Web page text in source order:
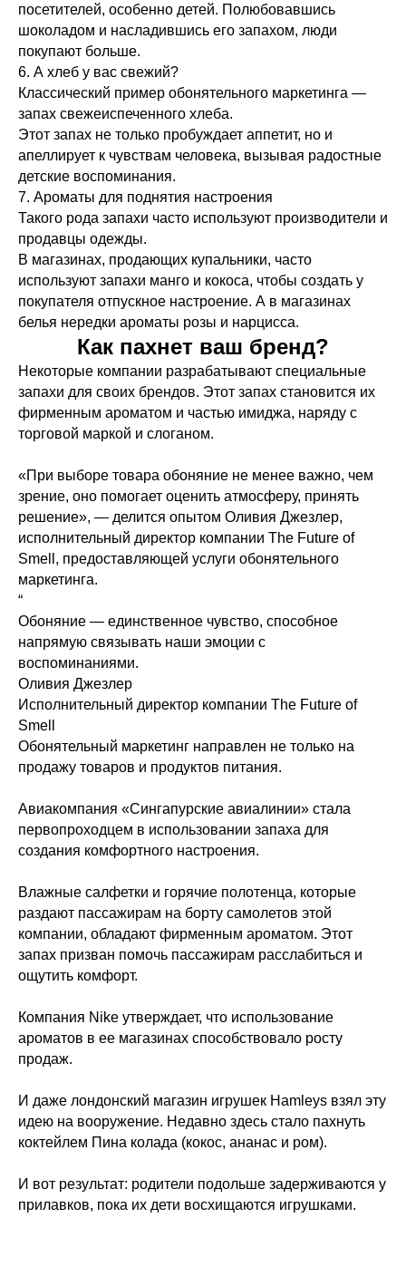
посетителей, особенно детей. Полюбовавшись
шоколадом и насладившись его запахом, люди
покупают больше.
6. А хлеб у вас свежий?
Классический пример обонятельного маркетинга —
запах свежеиспеченного хлеба.
Этот запах не только пробуждает аппетит, но и
апеллирует к чувствам человека, вызывая радостные
детские воспоминания.
7. Ароматы для поднятия настроения
Такого рода запахи часто используют производители и
продавцы одежды.
В магазинах, продающих купальники, часто
используют запахи манго и кокоса, чтобы создать у
покупателя отпускное настроение. А в магазинах
белья нередки ароматы розы и нарцисса.
Как пахнет ваш бренд?
Некоторые компании разрабатывают специальные
запахи для своих брендов. Этот запах становится их
фирменным ароматом и частью имиджа, наряду с
торговой маркой и слоганом.
«При выборе товара обоняние не менее важно, чем
зрение, оно помогает оценить атмосферу, принять
решение», — делится опытом Оливия Джезлер,
исполнительный директор компании The Future of
Smell, предоставляющей услуги обонятельного
маркетинга.
“
Обоняние — единственное чувство, способное
напрямую связывать наши эмоции с
воспоминаниями.
Оливия Джезлер
Исполнительный директор компании The Future of
Smell
Обонятельный маркетинг направлен не только на
продажу товаров и продуктов питания.
Авиакомпания «Сингапурские авиалинии» стала
первопроходцем в использовании запаха для
создания комфортного настроения.
Влажные салфетки и горячие полотенца, которые
раздают пассажирам на борту самолетов этой
компании, обладают фирменным ароматом. Этот
запах призван помочь пассажирам расслабиться и
ощутить комфорт.
Компания Nike утверждает, что использование
ароматов в ее магазинах способствовало росту
продаж.
И даже лондонский магазин игрушек Hamleys взял эту
идею на вооружение. Недавно здесь стало пахнуть
коктейлем Пина колада (кокос, ананас и ром).
И вот результат: родители подольше задерживаются у
прилавков, пока их дети восхищаются игрушками.